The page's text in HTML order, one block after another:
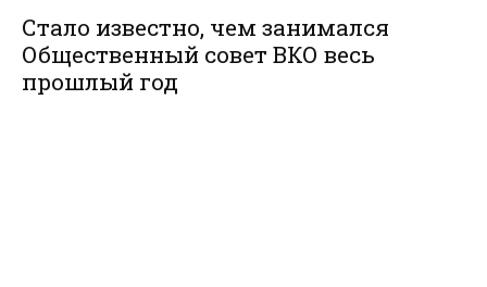
Стало известно, чем занимался
Общественный совет ВКО весь
прошлый год